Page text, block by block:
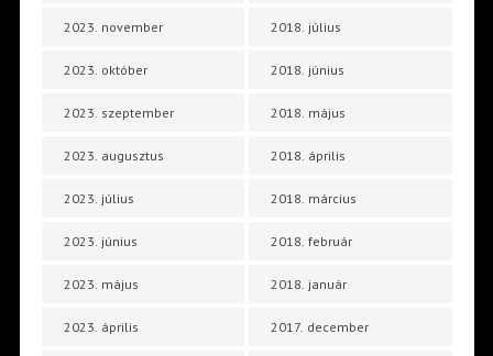
2023. november
2023. október
2023. szeptember
2023. augusztus
2023. július
2023. június
2023. május
2023. április
2018. július
2018. június
2018. május
2018. április
2018. március
2018. február
2018. január
2017. december